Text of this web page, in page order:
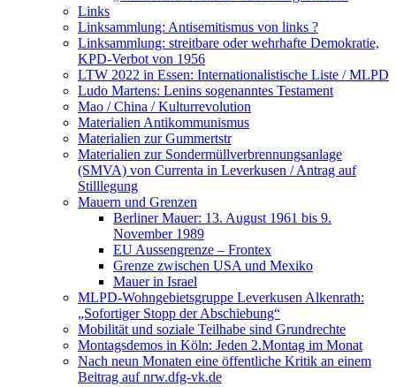
Links
Linksammlung: Antisemitismus von links ?
Linksammlung: streitbare oder wehrhafte Demokratie,
KPD-Verbot von 1956
LTW 2022 in Essen: Internationalistische Liste / MLPD
Ludo Martens: Lenins sogenanntes Testament
Mao / China / Kulturrevolution
Materialien Antikommunismus
Materialien zur Gummertstr
Materialien zur Sondermüllverbrennungsanlage
(SMVA) von Currenta in Leverkusen / Antrag auf
Stilllegung
Mauern und Grenzen
Berliner Mauer: 13. August 1961 bis 9.
November 1989
EU Aussengrenze – Frontex
Grenze zwischen USA und Mexiko
Mauer in Israel
MLPD-Wohngebietsgruppe Leverkusen Alkenrath:
„Sofortiger Stopp der Abschiebung“
Mobilität und soziale Teilhabe sind Grundrechte
Montagsdemos in Köln: Jeden 2.Montag im Monat
Nach neun Monaten eine öffentliche Kritik an einem
Beitrag auf nrw.dfg-vk.de